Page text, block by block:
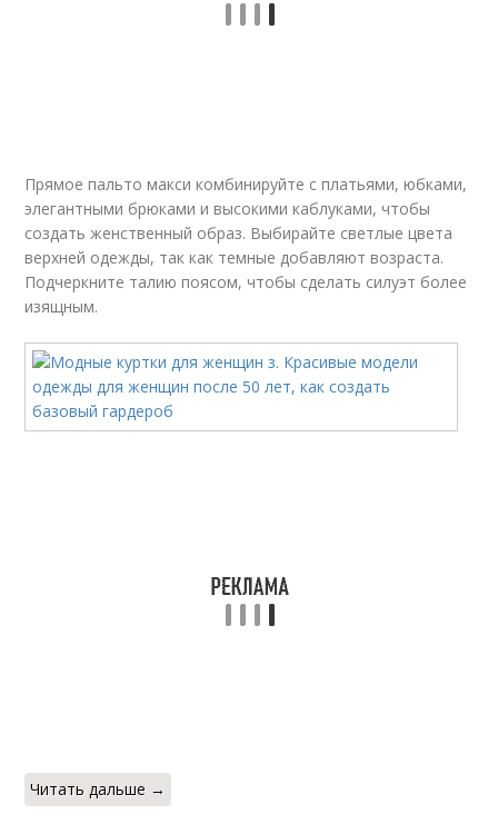
Прямое пальто макси комбинируйте с платьями, юбками,
элегантными брюками и высокими каблуками, чтобы
создать женственный образ. Выбирайте светлые цвета
верхней одежды, так как темные добавляют возраста.
Подчеркните талию поясом, чтобы сделать силуэт более
изящным.
Читать дальше →